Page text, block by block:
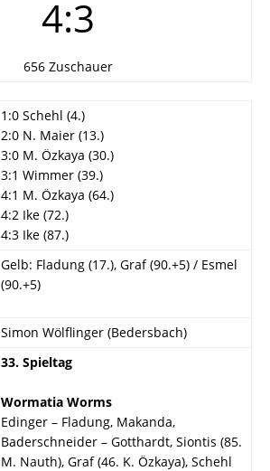
4:3
656 Zuschauer
1:0 Schehl (4.)
2:0 N. Maier (13.)
3:0 M. Özkaya (30.)
3:1 Wimmer (39.)
4:1 M. Özkaya (64.)
4:2 Ike (72.)
4:3 Ike (87.)
Gelb: Fladung (17.), Graf (90.+5) / Esmel
(90.+5)
Simon Wölflinger (Bedersbach)
33. Spieltag
Wormatia Worms
Edinger – Fladung, Makanda,
Baderschneider – Gotthardt, Siontis (85.
M. Nauth), Graf (46. K. Özkaya), Schehl